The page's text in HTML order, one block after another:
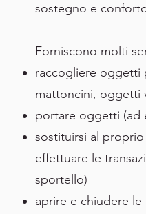
sostegno e
Forniscono molti
raccogliere oggetti
mattoncini, oggetti
portare oggetti (ad
sostituirsi al
effettuare le
sportello)
aprire e chiudere